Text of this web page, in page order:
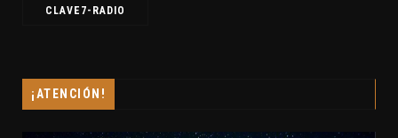
CLAVE7-RADIO
¡ATENCIÓN!